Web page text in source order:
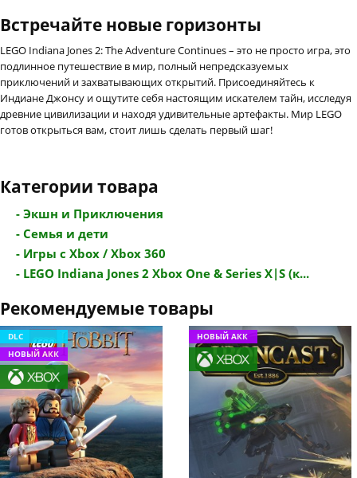
Встречайте новые горизонты
LEGO Indiana Jones 2: The Adventure Continues – это не просто игра, это
подлинное путешествие в мир, полный непредсказуемых
приключений и захватывающих открытий. Присоединяйтесь к
Индиане Джонсу и ощутите себя настоящим искателем тайн, исследуя
древние цивилизации и находя удивительные артефакты. Мир LEGO
готов открыться вам, стоит лишь сделать первый шаг!
Категории товара
- Экшн и Приключения
- Семья и дети
- Игры с Xbox / Xbox 360
- LEGO Indiana Jones 2 Xbox One & Series X|S (к...
Рекомендуемые товары
DLC
НОВЫЙ АКК
НОВЫЙ АКК